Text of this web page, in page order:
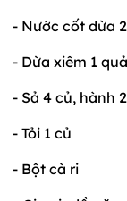
- Nước cốt dừa
- Dừa xiêm 1 quả
- Sả 4 củ, hành
- Tỏi 1 củ
- Bột cà ri